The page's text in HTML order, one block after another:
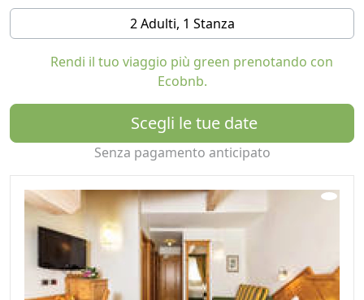
Le camere e le suite del nostro hotel a Moena offrono
un mix di stile moderno e tradizionale per offrire il
massimo comfort durante i preziosi giorni della vostra
La cucina proposta dallo chef Ferruccio Tomasi e la sua
brigata è ricca, genuina e varia, proprio come la nostra
valle. Il nostro ristorante, uno dei migliori in Val di
Fassa, si caratterizza per la capacità di unire
armoniosamente tradizione e innovazione. Passione e
professionalità contribuiscono in modo decisivo per
celebrare l'arte di mangiar bene grazie alle mani
esperte che lavorano nel nostro ristorante Val di Fassa,
in grado di creare un trionfo di sapori ogni giorno, per i
palati più raffinati.
2 Adulti, 1 Stanza
Rendi il tuo viaggio più green prenotando con
Ecobnb.
Scegli le tue date
Senza pagamento anticipato